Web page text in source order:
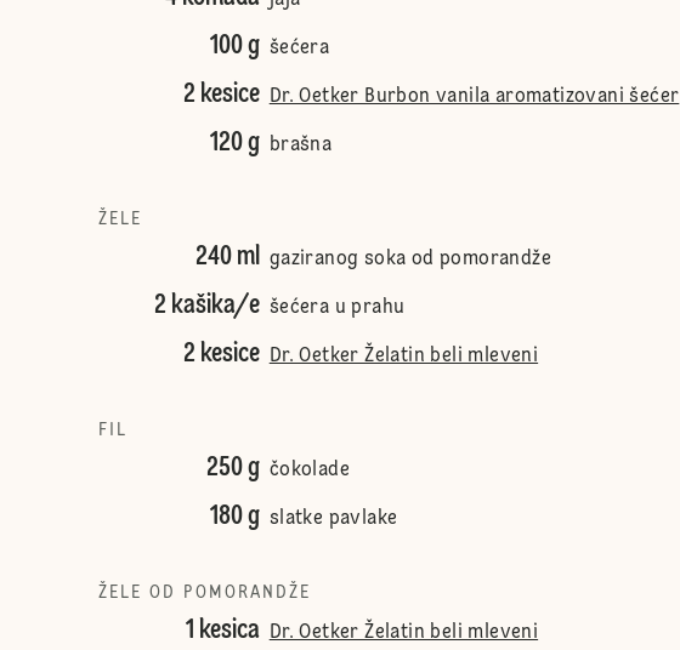
100 g šećera
2 kesice Dr. Oetker Burbon vanila aromatizovani šećer
120 g brašna
ŽELE
240 ml gaziranog soka od pomorandže
2 kašika/e šećera u prahu
2 kesice Dr. Oetker Želatin beli mleveni
FIL
250 g čokolade
180 g slatke pavlake
ŽELE OD POMORANDŽE
1 kesica Dr. Oetker Želatin beli mleveni